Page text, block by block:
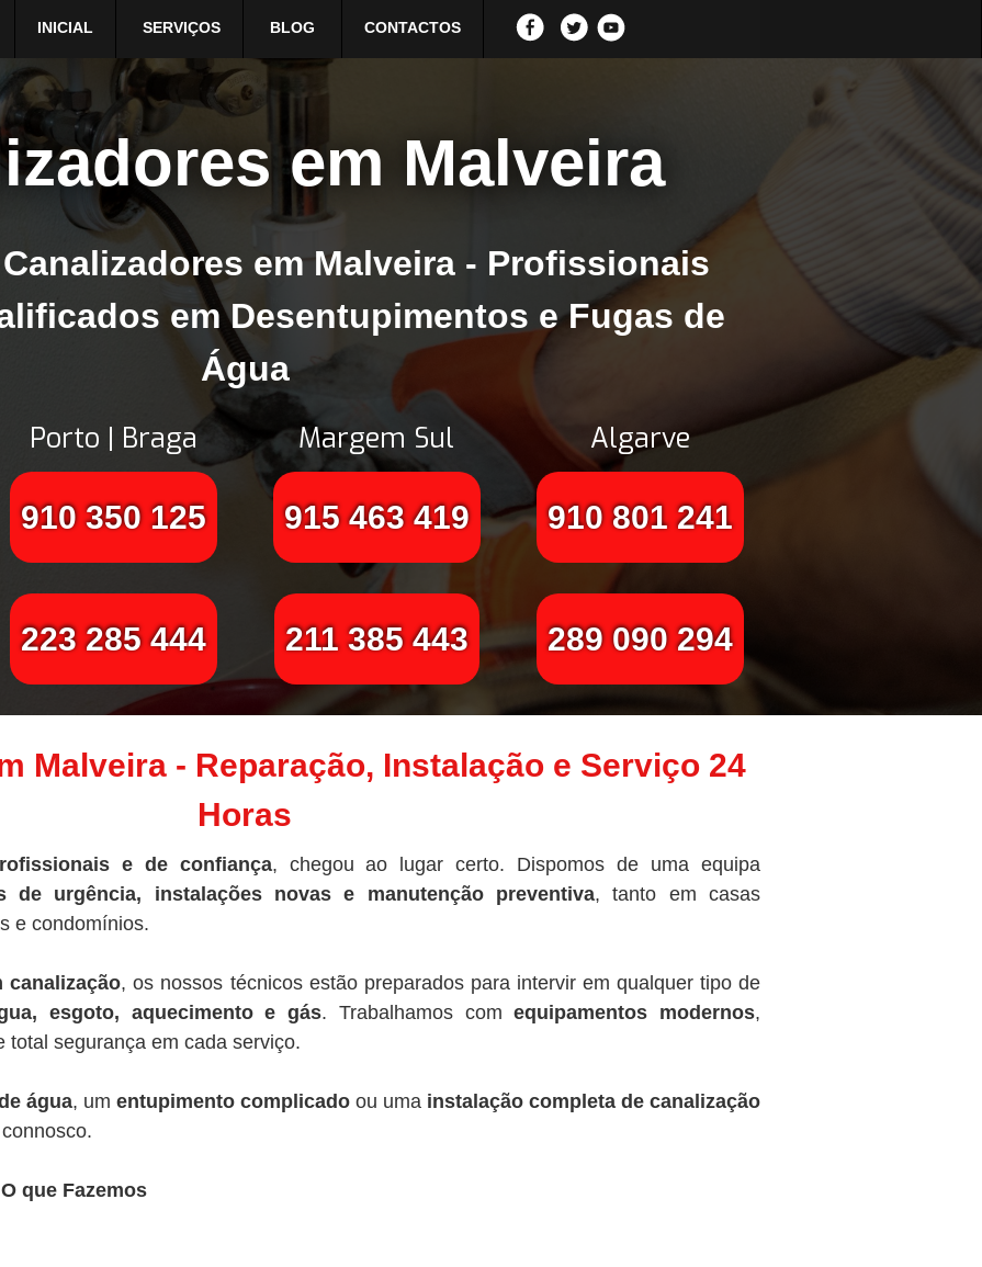
INICIAL SERVIÇOS BLOG CONTACTOS
em Malveira
em Malveira - Profissionais
em Desentupimentos e Fugas de
Água
Porto | Braga
910 350 125
223 285 444
Margem Sul
915 463 419
211 385 443
Algarve
910 801 241
289 090 294
Malveira - Reparação, Instalação e Serviço 24
Horas
e de confiança, chegou ao lugar certo. Dispomos de uma equipa
de urgência, instalações novas e manutenção preventiva, tanto em casas
e condomínios.
canalização, os nossos técnicos estão preparados para intervir em qualquer tipo de
esgoto, aquecimento e gás. Trabalhamos comequipamentos modernos,
total segurança em cada serviço.
água, um entupimento complicado ou uma instalação completa de canalização
que Fazemos